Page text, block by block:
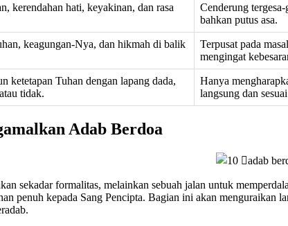
kerendahan hati, keyakinan, dan rasa
Cenderung
bahkan putus asa.
keagungan-Nya, dan hikmah di balik
Terpusat pada
mengingat
ketetapan Tuhan dengan lapang dada,
tidak.
Hanya
langsung dan
Adab Berdoa
sekadar formalitas, melainkan sebuah jalan untuk
penuh kepada Sang Pencipta. Bagian ini akan